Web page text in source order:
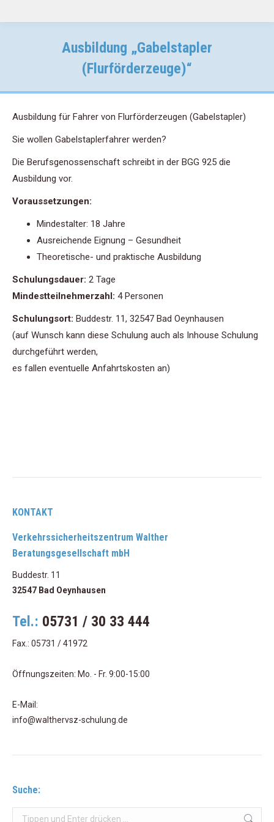
Ausbildung „Gabelstapler
(Flurförderzeuge)“
Ausbildung für Fahrer von Flurförderzeugen (Gabelstapler)
Sie wollen Gabelstaplerfahrer werden?
Die Berufsgenossenschaft schreibt in der BGG 925 die
Ausbildung vor.
Voraussetzungen:
Mindestalter: 18 Jahre
Ausreichende Eignung – Gesundheit
Theoretische- und praktische Ausbildung
Schulungsdauer: 2 Tage
Mindestteilnehmerzahl: 4 Personen
Schulungsort: Buddestr. 11, 32547 Bad Oeynhausen
(auf Wunsch kann diese Schulung auch als Inhouse Schulung
durchgeführt werden,
es fallen eventuelle Anfahrtskosten an)
KONTAKT
Verkehrssicherheitszentrum Walther
Beratungsgesellschaft mbH
Buddestr. 11
32547 Bad Oeynhausen
Tel.: 05731 / 30 33 444
Fax.: 05731 / 41972
Öffnungszeiten: Mo. - Fr. 9:00-15:00
E-Mail:
info@walthervsz-schulung.de
Suche:
Search: